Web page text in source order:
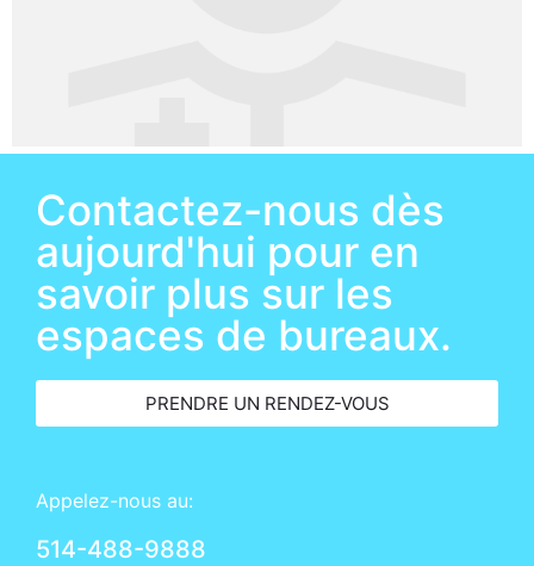
Contactez-nous dès
aujourd'hui pour en
savoir plus sur les
espaces de bureaux.
PRENDRE UN RENDEZ-VOUS
Appelez-nous au:
514-488-9888